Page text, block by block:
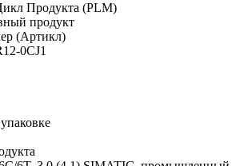
Продукта (PLM)
продукт
(Артикл)
0CJ1